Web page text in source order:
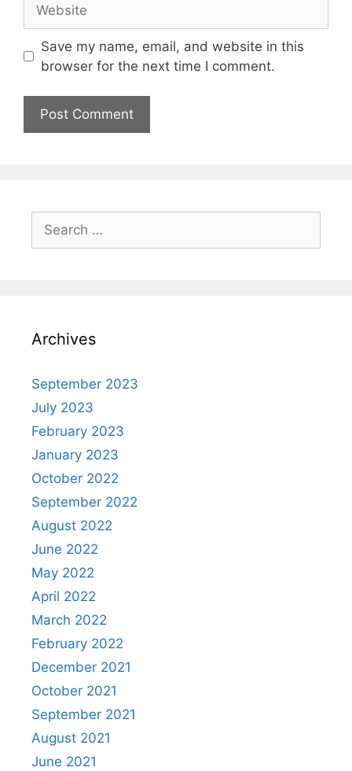
Save my name, email, and website in this
browser for the next time I comment.
Archives
September 2023
July 2023
February 2023
January 2023
October 2022
September 2022
August 2022
June 2022
May 2022
April 2022
March 2022
February 2022
December 2021
October 2021
September 2021
August 2021
June 2021